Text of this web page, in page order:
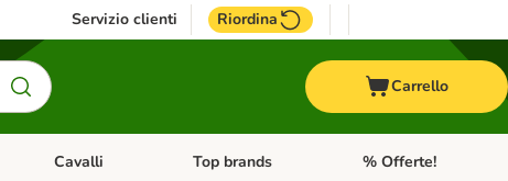
Servizio clienti Riordina
Carrello
Apri Menu Categoria: Acquaristica
Cavalli Apri Menu Categoria: Cavalli
Top brands Apri Menu Categoria:
% Offerte!